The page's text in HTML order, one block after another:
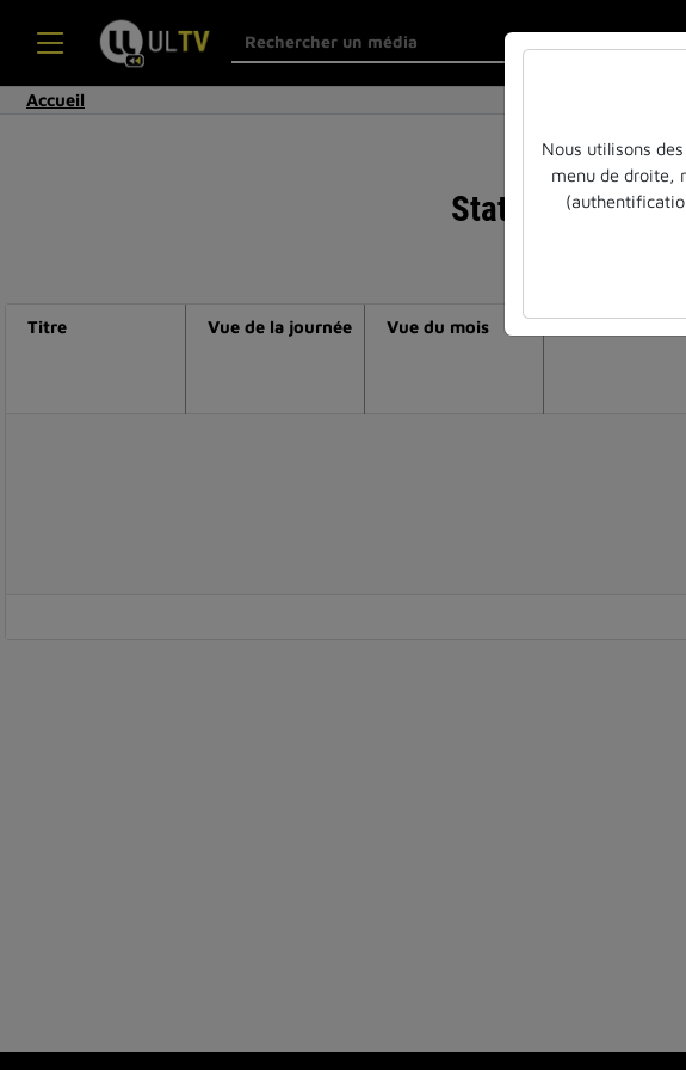
Accueil
Statistiques de
Modifier la
Titre Vue de la journée Vue du mois
Nous utilisons
menu de droite,